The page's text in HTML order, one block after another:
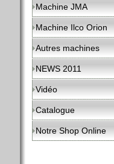
Machine JMA
Machine Ilco Orion
Autres machines
NEWS 2011
Vidéo
Catalogue
Notre Shop Online